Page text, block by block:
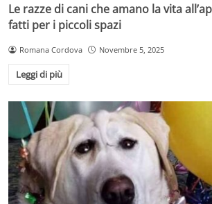
Le razze di cani che amano la vita
fatti per i piccoli spazi
Romana Cordova Novembre 5, 2025
Leggi di più